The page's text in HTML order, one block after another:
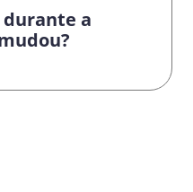
durante a